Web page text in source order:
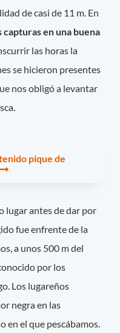
de casi de 11 m. En
capturas en una buena
las horas la
se hicieron presentes
nos obligó a levantar
pique de
lugar antes de dar por
fue enfrente de la
a unos 500 m del
por los
Los lugareños
negra en las
en el que pescábamos.